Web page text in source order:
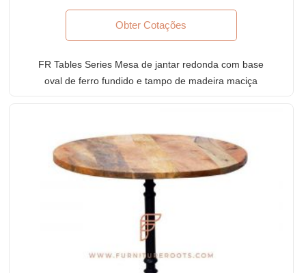
Obter Cotações
FR Tables Series Mesa de jantar redonda com base
oval de ferro fundido e tampo de madeira maciça